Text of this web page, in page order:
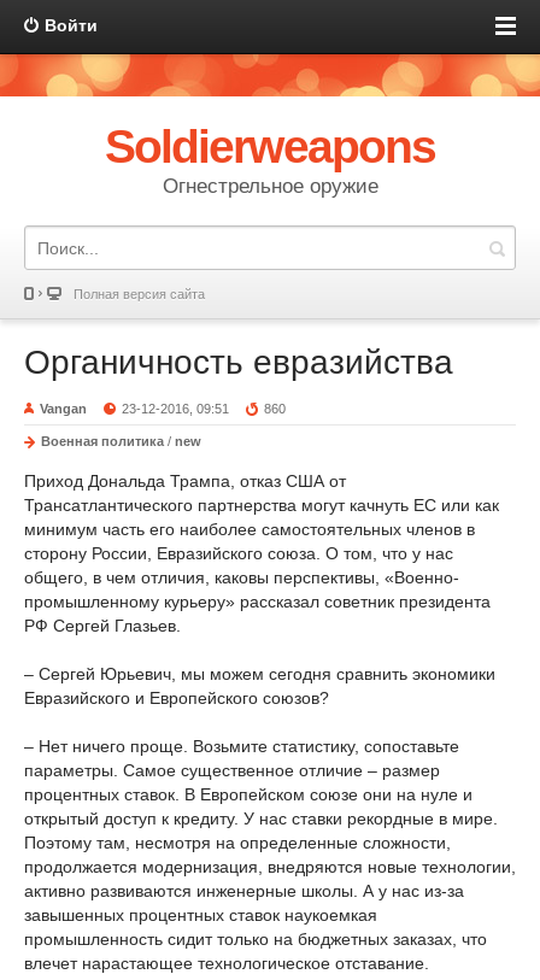
Войти
Soldierweapons
Огнестрельное оружие
Полная версия сайта
Органичность евразийства
Vangan 23-12-2016, 09:51 860
Военная политика / new
Приход Дональда Трампа, отказ США от
Трансатлантического партнерства могут качнуть ЕС или как
минимум часть его наиболее самостоятельных членов в
сторону России, Евразийского союза. О том, что у нас
общего, в чем отличия, каковы перспективы, «Военно-
промышленному курьеру» рассказал советник президента
РФ Сергей Глазьев.
– Сергей Юрьевич, мы можем сегодня сравнить экономики
Евразийского и Европейского союзов?
– Нет ничего проще. Возьмите статистику, сопоставьте
параметры. Самое существенное отличие – размер
процентных ставок. В Европейском союзе они на нуле и
открытый доступ к кредиту. У нас ставки рекордные в мире.
Поэтому там, несмотря на определенные сложности,
продолжается модернизация, внедряются новые технологии,
активно развиваются инженерные школы. А у нас из-за
завышенных процентных ставок наукоемкая
промышленность сидит только на бюджетных заказах, что
влечет нарастающее технологическое отставание.